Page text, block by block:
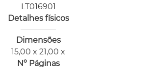
LT016901
Detalhes físicos
Dimensões
15,00 x 21,00 x
Nº Páginas